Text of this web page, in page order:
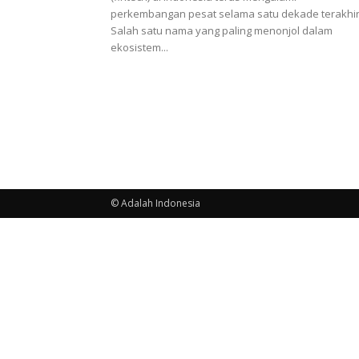
perkembangan pesat selama satu dekade
Salah satu nama yang paling menonjol dalam
ekosistem...
© Adalah Indonesia